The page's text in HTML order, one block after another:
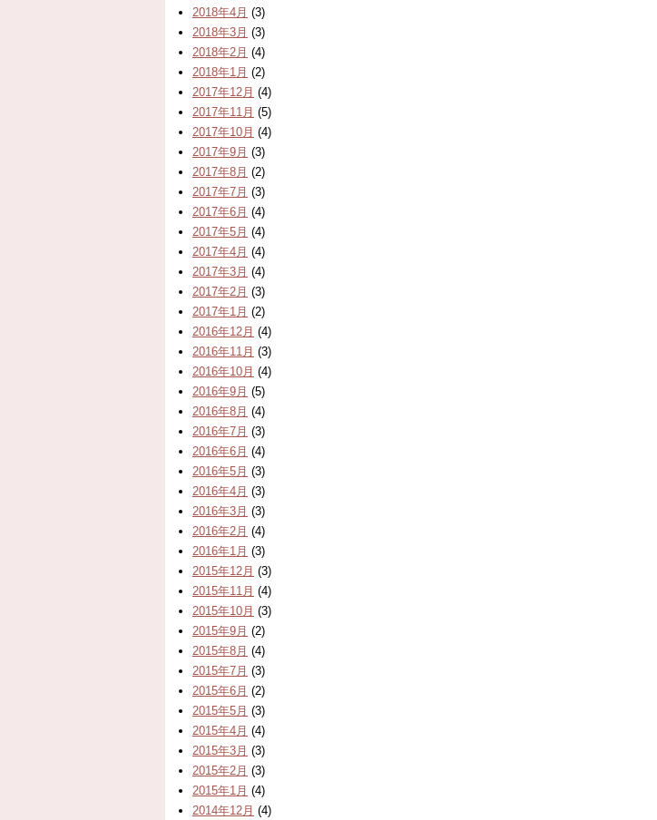
2018年4月 (3)
2018年3月 (3)
2018年2月 (4)
2018年1月 (2)
2017年12月 (4)
2017年11月 (5)
2017年10月 (4)
2017年9月 (3)
2017年8月 (2)
2017年7月 (3)
2017年6月 (4)
2017年5月 (4)
2017年4月 (4)
2017年3月 (4)
2017年2月 (3)
2017年1月 (2)
2016年12月 (4)
2016年11月 (3)
2016年10月 (4)
2016年9月 (5)
2016年8月 (4)
2016年7月 (3)
2016年6月 (4)
2016年5月 (3)
2016年4月 (3)
2016年3月 (3)
2016年2月 (4)
2016年1月 (3)
2015年12月 (3)
2015年11月 (4)
2015年10月 (3)
2015年9月 (2)
2015年8月 (4)
2015年7月 (3)
2015年6月 (2)
2015年5月 (3)
2015年4月 (4)
2015年3月 (3)
2015年2月 (3)
2015年1月 (4)
2014年12月 (4)